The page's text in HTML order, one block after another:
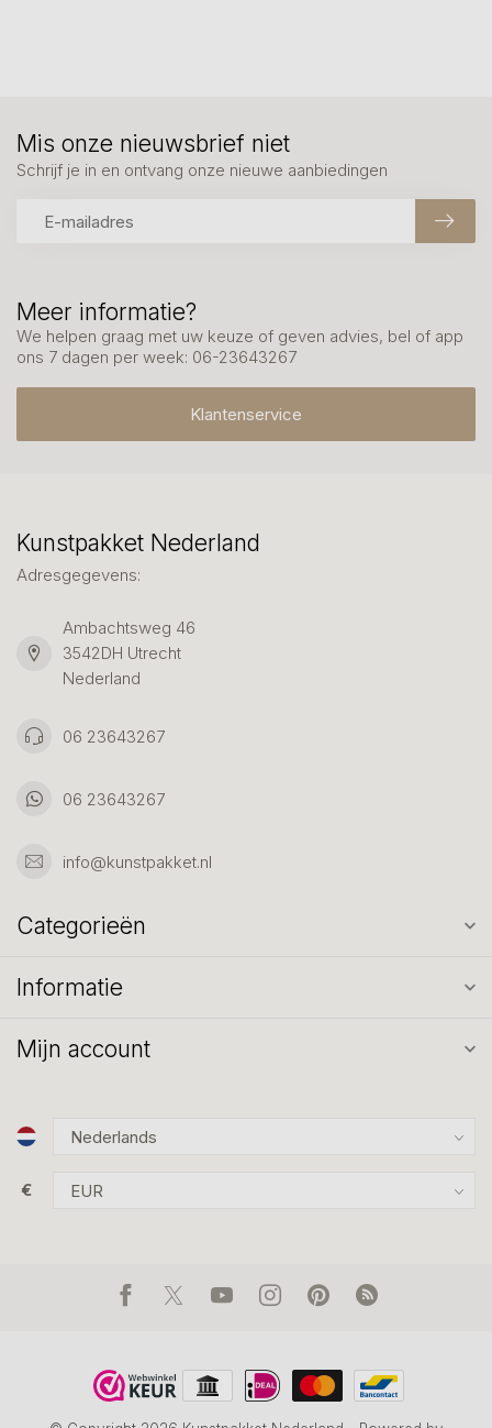
Meer informatie?
We helpen graag met uw keuze of geven advies, bel of app
ons 7 dagen per week: 06-23643267
Klantenservice
Mis onze nieuwsbrief niet
Schrijf je in en ontvang onze nieuwe aanbiedingen
Kunstpakket Nederland
Adresgegevens:
Ambachtsweg 46
3542DH Utrecht
Nederland
06 23643267
06 23643267
info@kunstpakket.nl
Categorieën
Informatie
Mijn account
€